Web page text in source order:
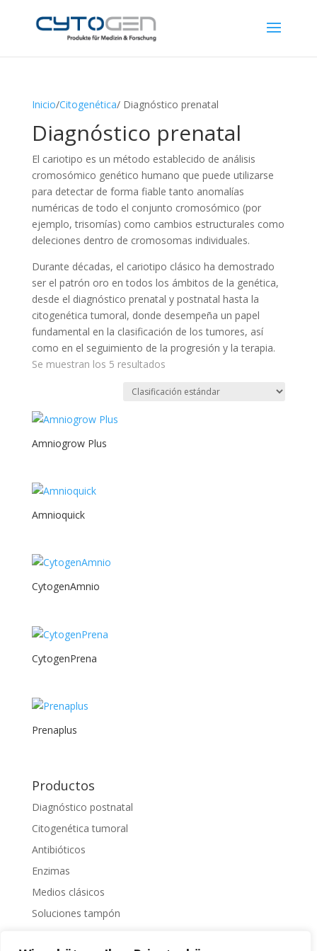
Inicio/Citogenética/ Diagnóstico prenatal
Diagnóstico prenatal
El cariotipo es un método establecido de análisis
cromosómico genético humano que puede utilizarse
para detectar de forma fiable tanto anomalías
numéricas de todo el conjunto cromosómico (por
ejemplo, trisomías) como cambios estructurales como
deleciones dentro de cromosomas individuales.
Durante décadas, el cariotipo clásico ha demostrado
ser el patrón oro en todos los ámbitos de la genética,
desde el diagnóstico prenatal y postnatal hasta la
citogenética tumoral, donde desempeña un papel
fundamental en la clasificación de los tumores, así
como en el seguimiento de la progresión y la terapia.
Se muestran los 5 resultados
Amniogrow Plus
Amnioquick
CytogenAmnio
CytogenPrena
Prenaplus
Productos
Diagnóstico postnatal
Citogenética tumoral
Antibióticos
Enzimas
Medios clásicos
Soluciones tampón